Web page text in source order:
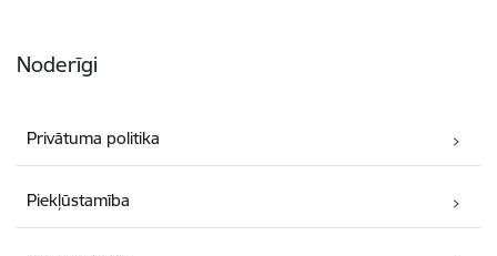
Noderīgi
Privātuma politika
Piekļūstamība